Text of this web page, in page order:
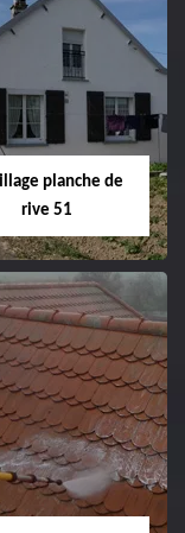
et
de
façade 51
planche de
rive 51
planche
de rive 51